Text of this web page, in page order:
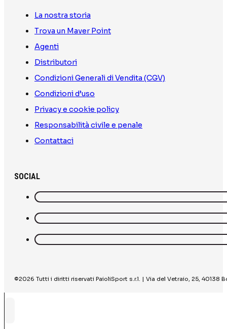
La nostra storia
Trova un Maver Point
Agenti
Distributori
Condizioni Generali di Vendita (CGV)
Condizioni d’uso
Privacy e cookie policy
Responsabilità civile e penale
Contattaci
SOCIAL
©2026 Tutti i diritti riservati PaioliSport s.r.l. | Via del Vetraio, 25, 40138